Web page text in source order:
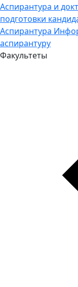
Аспирантура и
подготовки
Аспирантура
аспирантуру
Факультеты